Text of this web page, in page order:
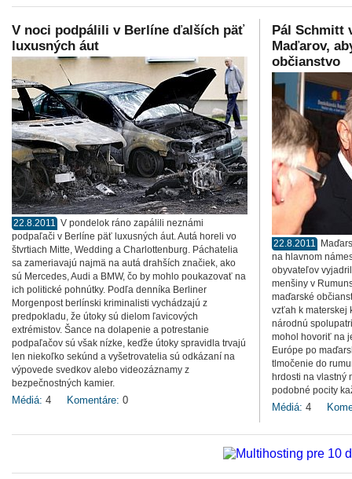
V noci podpálili v Berlíne ďalších päť
luxusných áut
22.8.2011 V pondelok ráno zapálili neznámi
podpaľači v Berlíne päť luxusných áut. Autá horeli vo
štvrtiach Mitte, Wedding a Charlottenburg. Páchatelia
sa zameriavajú najmä na autá drahších značiek, ako
sú Mercedes, Audi a BMW, čo by mohlo poukazovať na
ich politické pohnútky. Podľa denníka Berliner
Morgenpost berlínski kriminalisti vychádzajú z
predpokladu, že útoky sú dielom ľavicových
extrémistov. Šance na dolapenie a potrestanie
podpaľačov sú však nízke, keďže útoky spravidla trvajú
len niekoľko sekúnd a vyšetrovatelia sú odkázaní na
výpovede svedkov alebo videozáznamy z
bezpečnostných kamier.
Médiá: 4 Komentáre: 0
Pál Schmitt
Maďarov,
občianstvo
22.8.2011
na hlavnom
obyvateľov
menšiny v
maďarské
vzťah k materskej
národnú
mohol hovoriť na
Európe po
tlmočenie do
hrdosti na vlastný
podobné pocity
Médiá: 4